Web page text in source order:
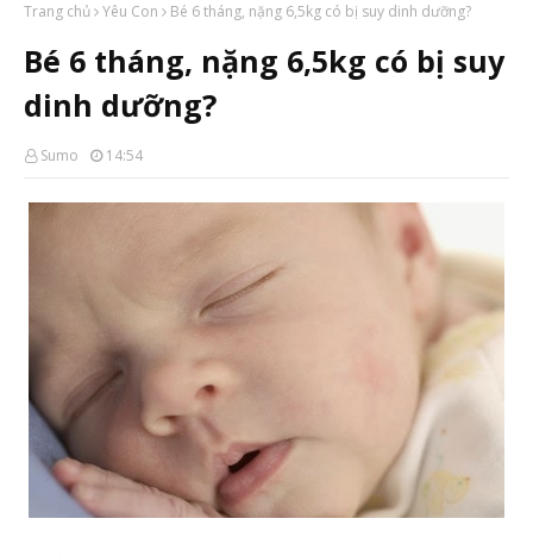
Trang chủ Yêu Con Bé 6 tháng, nặng 6,5kg có bị suy dinh dưỡng?
Bé 6 tháng, nặng 6,5kg có bị suy
dinh dưỡng?
Sumo 14:54